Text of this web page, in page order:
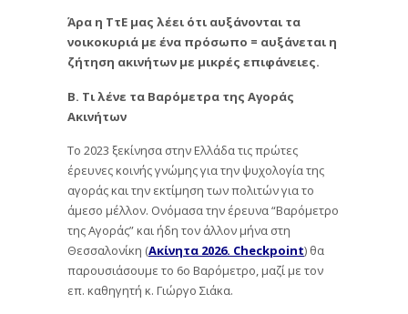
Άρα η ΤτΕ μας λέει ότι αυξάνονται τα
νοικοκυριά με ένα πρόσωπο = αυξάνεται η
ζήτηση ακινήτων με μικρές επιφάνειες.
Β. Τι λένε τα Βαρόμετρα της Αγοράς
Ακινήτων
Το 2023 ξεκίνησα στην Ελλάδα τις πρώτες
έρευνες κοινής γνώμης για την ψυχολογία της
αγοράς και την εκτίμηση των πολιτών για το
άμεσο μέλλον. Ονόμασα την έρευνα “Βαρόμετρο
της Αγοράς” και ήδη τον άλλον μήνα στη
Θεσσαλονίκη (Ακίνητα 2026. Checkpoint) θα
παρουσιάσουμε το 6ο Βαρόμετρο, μαζί με τον
επ. καθηγητή κ. Γιώργο Σιάκα.